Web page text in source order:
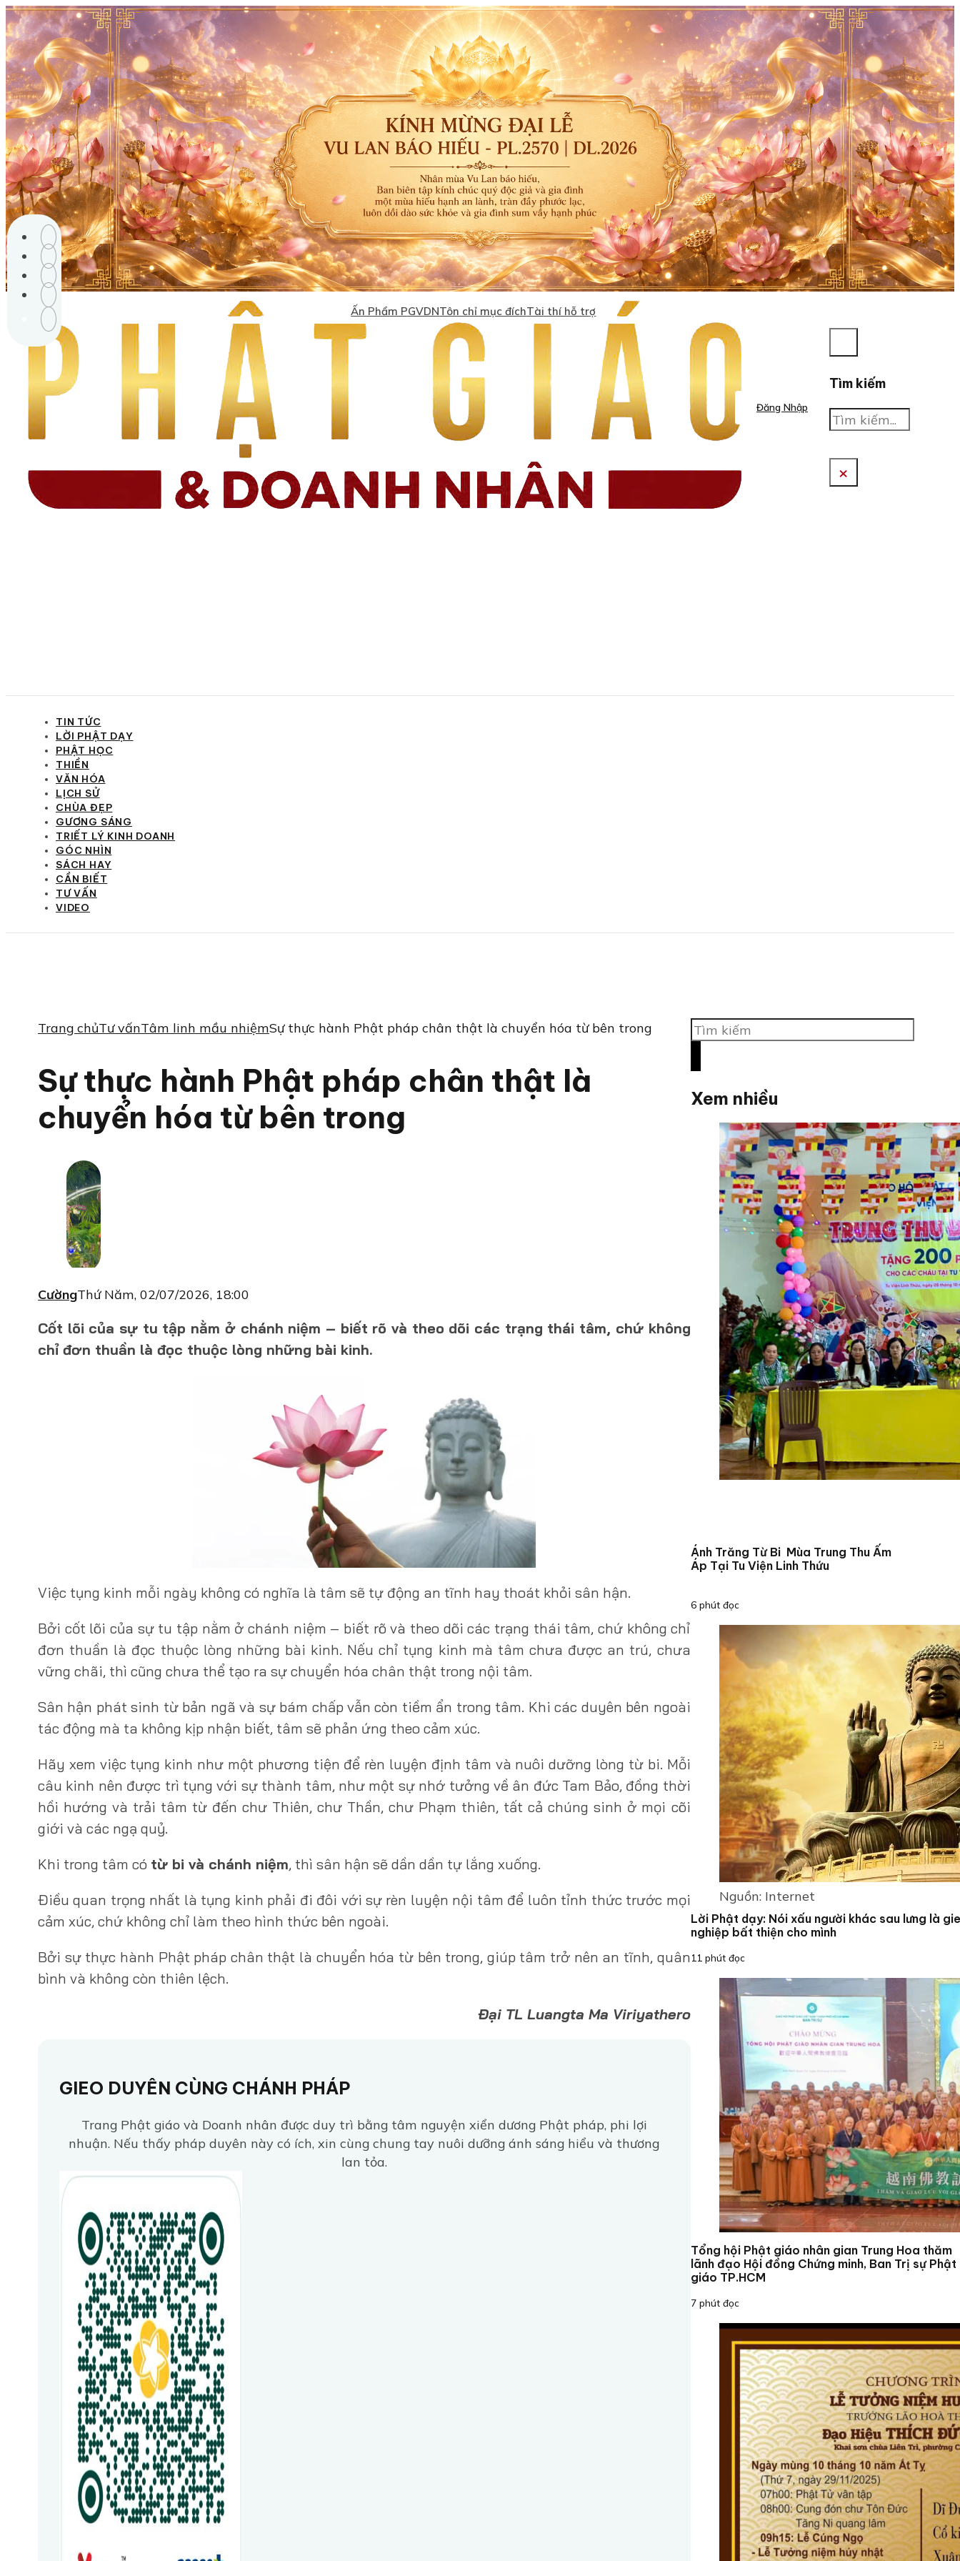
Ấn Phẩm PGVDNTôn chỉ mục đíchTài thí hỗ trợ
Đăng Nhập
Tìm kiếm
Tìm
kiếm
×
TIN TỨC
LỜI PHẬT DẠY
PHẬT HỌC
THIỀN
VĂN HÓA
LỊCH SỬ
CHÙA ĐẸP
GƯƠNG SÁNG
TRIẾT LÝ KINH DOANH
GÓC NHÌN
SÁCH HAY
CẦN BIẾT
TƯ VẤN
VIDEO
Trang chủTư vấnTâm linh mầu nhiệmSự thực hành Phật pháp chân thật là chuyển hóa từ bên trong
Sự thực hành Phật pháp chân thật là
chuyển hóa từ bên trong
CườngThứ Năm, 02/07/2026, 18:00
Cốt lõi của sự tu tập nằm ở chánh niệm – biết rõ và theo dõi các trạng thái tâm, chứ không
chỉ đơn thuần là đọc thuộc lòng những bài kinh.
Việc tụng kinh mỗi ngày không có nghĩa là tâm sẽ tự động an tĩnh hay thoát khỏi sân hận.
Bởi cốt lõi của sự tu tập nằm ở chánh niệm – biết rõ và theo dõi các trạng thái tâm, chứ không chỉ
đơn thuần là đọc thuộc lòng những bài kinh. Nếu chỉ tụng kinh mà tâm chưa được an trú, chưa
vững chãi, thì cũng chưa thể tạo ra sự chuyển hóa chân thật trong nội tâm.
Sân hận phát sinh từ bản ngã và sự bám chấp vẫn còn tiềm ẩn trong tâm. Khi các duyên bên ngoài
tác động mà ta không kịp nhận biết, tâm sẽ phản ứng theo cảm xúc.
Hãy xem việc tụng kinh như một phương tiện để rèn luyện định tâm và nuôi dưỡng lòng từ bi. Mỗi
câu kinh nên được trì tụng với sự thành tâm, như một sự nhớ tưởng về ân đức Tam Bảo, đồng thời
hồi hướng và trải tâm từ đến chư Thiên, chư Thần, chư Phạm thiên, tất cả chúng sinh ở mọi cõi
giới và các ngạ quỷ.
Khi trong tâm có từ bi và chánh niệm, thì sân hận sẽ dần dần tự lắng xuống.
Điều quan trọng nhất là tụng kinh phải đi đôi với sự rèn luyện nội tâm để luôn tỉnh thức trước mọi
cảm xúc, chứ không chỉ làm theo hình thức bên ngoài.
Bởi sự thực hành Phật pháp chân thật là chuyển hóa từ bên trong, giúp tâm trở nên an tĩnh, quân
bình và không còn thiên lệch.
Đại TL Luangta Ma Viriyathero
GIEO DUYÊN CÙNG CHÁNH PHÁP
Trang Phật giáo và Doanh nhân được duy trì bằng tâm nguyện xiển dương Phật pháp, phi lợi
nhuận. Nếu thấy pháp duyên này có ích, xin cùng chung tay nuôi dưỡng ánh sáng hiểu và thương
lan tỏa.
Tìm
kiếm
Xem nhiều
Ánh Trăng Từ Bi Mùa Trung Thu Ấm
Áp Tại Tu Viện Linh Thứu
6 phút đọc
Nguồn: Internet
Lời Phật dạy: Nói xấu người khác sau lưng là
nghiệp bất thiện cho mình
11 phút đọc
Tổng hội Phật giáo nhân gian Trung Hoa thăm
lãnh đạo Hội đồng Chứng minh, Ban Trị sự Phật
giáo TP.HCM
7 phút đọc